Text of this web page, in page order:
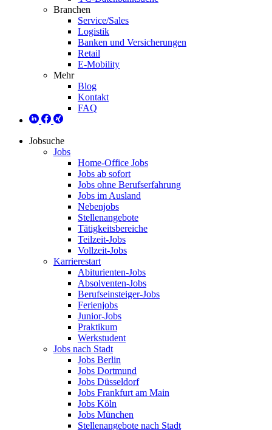
Branchen
Service/Sales
Logistik
Banken und Versicherungen
Retail
E-Mobility
Mehr
Blog
Kontakt
FAQ
Jobsuche
Jobs
Home-Office Jobs
Jobs ab sofort
Jobs ohne Berufserfahrung
Jobs im Ausland
Nebenjobs
Stellenangebote
Tätigkeitsbereiche
Teilzeit-Jobs
Vollzeit-Jobs
Karrierestart
Abiturienten-Jobs
Absolventen-Jobs
Berufseinsteiger-Jobs
Ferienjobs
Junior-Jobs
Praktikum
Werkstudent
Jobs nach Stadt
Jobs Berlin
Jobs Dortmund
Jobs Düsseldorf
Jobs Frankfurt am Main
Jobs Köln
Jobs München
Stellenangebote nach Stadt